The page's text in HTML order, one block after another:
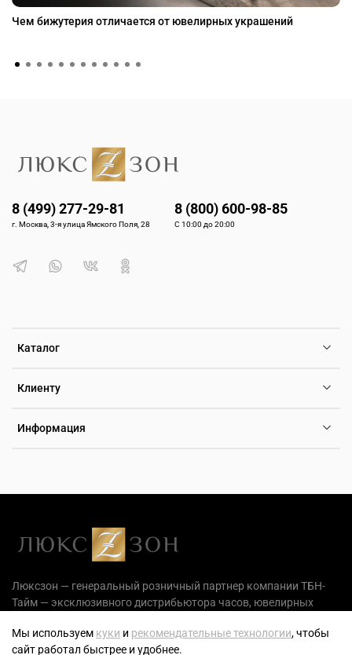
Чем бижутерия отличается от ювелирных украшений
Каталог
Клиенту
Информация
8 (499) 277-29-81
г. Москва, 3-я улица Ямского Поля, 28
8 (800) 600-98-85
С 10:00 до 20:00
Люксзон — генеральный розничный партнер компании ТБН-
Тайм — эксклюзивного дистрибьютора часов, ювелирных
Мы используем куки и рекомендательные технологии, чтобы
сайт работал быстрее и удобнее.